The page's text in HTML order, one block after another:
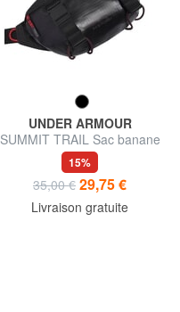
UNDER ARMOUR
SUMMIT TRAIL Sac banane
avec porte-bouteille
15%
35,00 € 29,75 €
Livraison gratuite